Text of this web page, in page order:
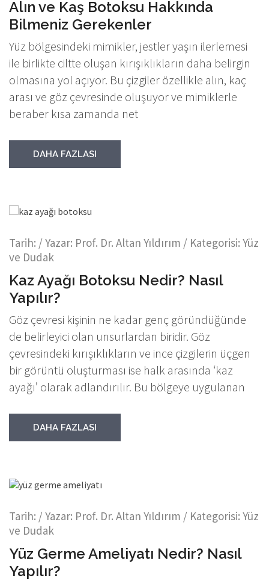
Alın ve Kaş Botoksu Hakkında
Bilmeniz Gerekenler
Yüz bölgesindeki mimikler, jestler yaşın ilerlemesi
ile birlikte ciltte oluşan kırışıklıkların daha belirgin
olmasına yol açıyor. Bu çizgiler özellikle alın, kaç
arası ve göz çevresinde oluşuyor ve mimiklerle
beraber kısa zamanda net
DAHA FAZLASI
Tarih: / Yazar: Prof. Dr. Altan Yıldırım / Kategorisi: Yüz
ve Dudak
Kaz Ayağı Botoksu Nedir? Nasıl
Yapılır?
Göz çevresi kişinin ne kadar genç göründüğünde
de belirleyici olan unsurlardan biridir. Göz
çevresindeki kırışıklıkların ve ince çizgilerin üçgen
bir görüntü oluşturması ise halk arasında ‘kaz
ayağı’ olarak adlandırılır. Bu bölgeye uygulanan
DAHA FAZLASI
Tarih: / Yazar: Prof. Dr. Altan Yıldırım / Kategorisi: Yüz
ve Dudak
Yüz Germe Ameliyatı Nedir? Nasıl
Yapılır?